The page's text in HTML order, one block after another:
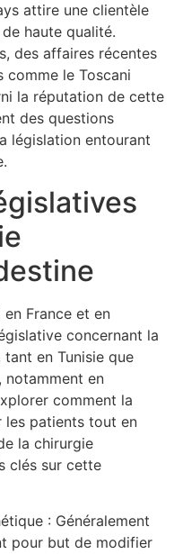
attire une clientèle
haute qualité.
des affaires récentes
comme le Toscani
la réputation de cette
des questions
législation entourant
France et en
concernant la
en Tunisie que
notamment en
comment la
les patients tout en
la chirurgie
clés sur cette
: Généralement
pour but de modifier